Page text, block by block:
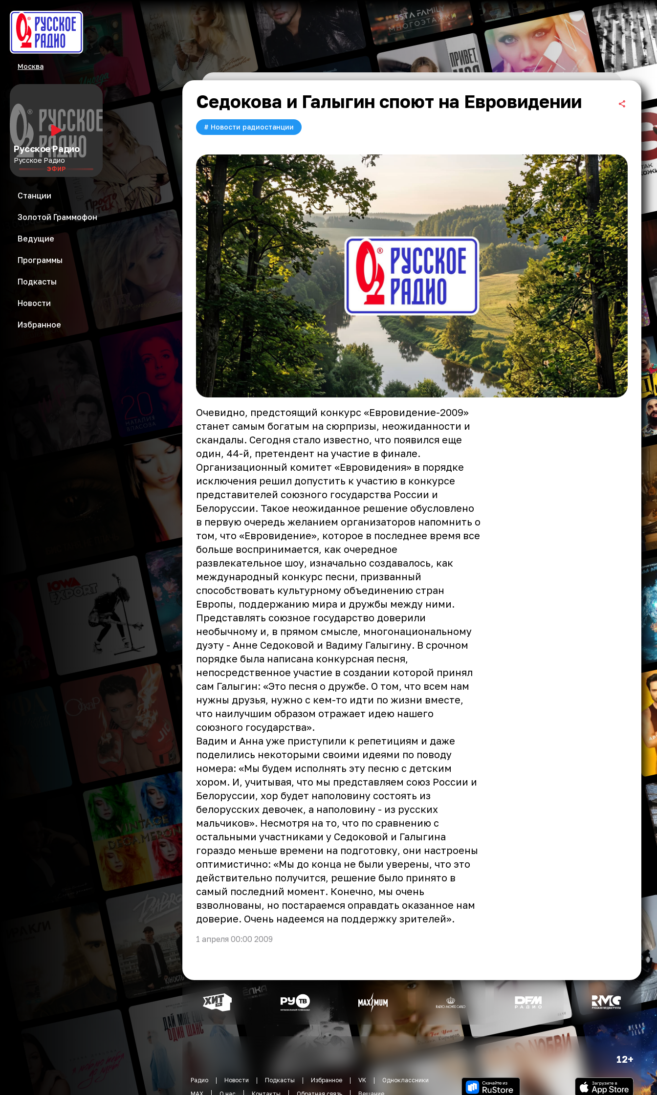
Москва
Русское Радио
Русское Радио
ЭФИР
Станции
Золотой Граммофон
Ведущие
Программы
Подкасты
Новости
Избранное
Седокова и Галыгин споют на Евровидении
# Новости радиостанции
Очевидно, предстоящий конкурс «Евровидение-2009»
станет самым богатым на сюрпризы, неожиданности и
скандалы. Сегодня стало известно, что появился еще
один, 44-й, претендент на участие в финале.
Организационный комитет «Евровидения» в порядке
исключения решил допустить к участию в конкурсе
представителей союзного государства России и
Белоруссии. Такое неожиданное решение обусловлено
в первую очередь желанием организаторов напомнить о
том, что «Евровидение», которое в последнее время все
больше воспринимается, как очередное
развлекательное шоу, изначально создавалось, как
международный конкурс песни, призванный
способствовать культурному объединению стран
Европы, поддержанию мира и дружбы между ними.
Представлять союзное государство доверили
необычному и, в прямом смысле, многонациональному
дуэту - Анне Седоковой и Вадиму Галыгину. В срочном
порядке была написана конкурсная песня,
непосредственное участие в создании которой принял
сам Галыгин: «Это песня о дружбе. О том, что всем нам
нужны друзья, нужно с кем-то идти по жизни вместе,
что наилучшим образом отражает идею нашего
союзного государства».
Вадим и Анна уже приступили к репетициям и даже
поделились некоторыми своими идеями по поводу
номера: «Мы будем исполнять эту песню с детским
хором. И, учитывая, что мы представляем союз России и
Белоруссии, хор будет наполовину состоять из
белорусских девочек, а наполовину - из русских
мальчиков». Несмотря на то, что по сравнению с
остальными участниками у Седоковой и Галыгина
гораздо меньше времени на подготовку, они настроены
оптимистично: «Мы до конца не были уверены, что это
действительно получится, решение было принято в
самый последний момент. Конечно, мы очень
взволнованы, но постараемся оправдать оказанное нам
доверие. Очень надеемся на поддержку зрителей».
1 апреля 00:00 2009
12+
Радио Новости Подкасты Избранное VK
Одноклассники